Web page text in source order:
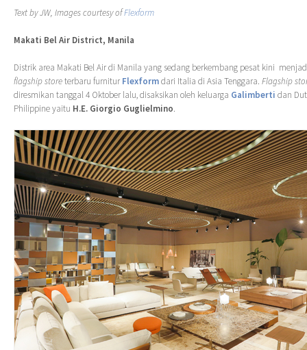
Text by JW, Images courtesy ofFlexform
Makati Bel Air District, Manila
Distrik area Makati Bel Air di Manila yang sedang berkembang pesat kini
flagship storeterbaru furnitur Flexformdari Italia di Asia Tenggara. Flagship
diresmikan tanggal 4 Oktober lalu, disaksikan oleh keluarga Galimberti dan
Philippine yaitu H.E. Giorgio Guglielmino.